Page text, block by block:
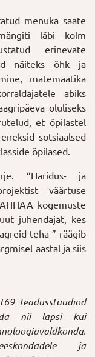
menuka saate
läbi kolm
erinevate
näiteks õhk ja
matemaatika
abiks
oluliseks
et õpilastel
sotsiaalsed
õpilased.
“Haridus- ja
väärtuse
kogemuste
juhendajat, kes
teha ” räägib
aastal ja siis
Teadusstuudiod
nii lapsi kui
ja